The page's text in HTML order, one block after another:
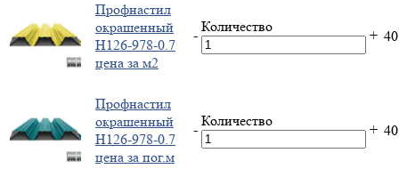
Профнастил
окрашенный
Н126-978-0.7
цена за м2
-
Количество
+
Профнастил
окрашенный
Н126-978-0.7
цена за пог.м
-
Количество
+